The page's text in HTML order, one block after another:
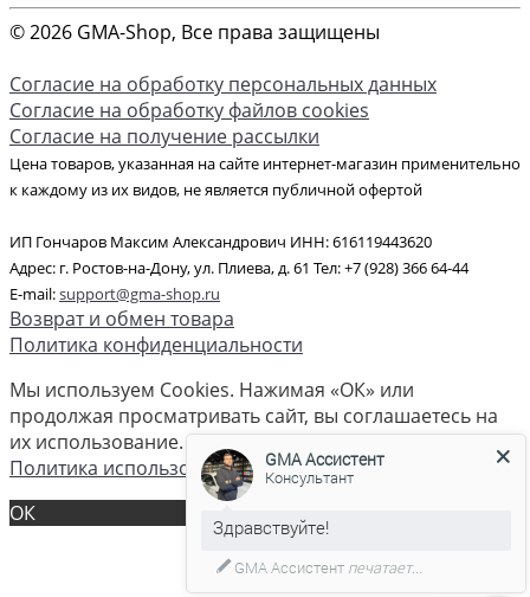
© 2026 GMA-Shop, Все права защищены
Согласие на обработку персональных данных
Согласие на обработку файлов cookies
Согласие на получение рассылки
Цена товаров, указанная на сайте интернет-магазин применительно
к каждому из их видов, не является публичной офертой
ИП Гончаров Максим Александрович ИНН: 616119443620
Адрес: г. Ростов-на-Дону, ул. Плиева, д. 61 Тел: +7 (928) 366 64-44
E-mail:support@gma-shop.ru
Возврат и обмен товара
Политика конфиденциальности
Мы используем Cookies. Нажимая «ОК» или
продолжая просматривать сайт, вы соглашаетесь на
их использование. Спасибо что вы с нами!
Политика использования cookies
ОК
GMA Ассистент
Консультант
GMA Ассистент печатает...